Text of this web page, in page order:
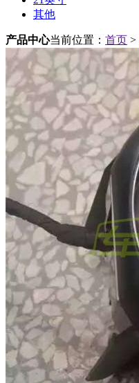
其他
产品中心当前位置： 首页 >